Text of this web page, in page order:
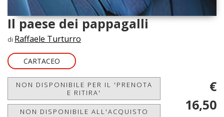
Il paese dei pappagalli
di Raffaele Turturro
CARTACEO
NON DISPONIBILE PER IL 'PRENOTA
E RITIRA'
NON DISPONIBILE ALL'ACQUISTO
€
16,50